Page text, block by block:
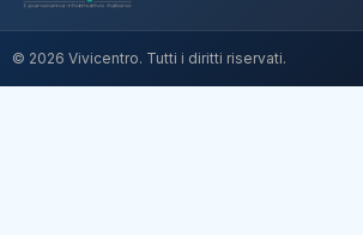
© 2026 Vivicentro. Tutti i diritti riservati.